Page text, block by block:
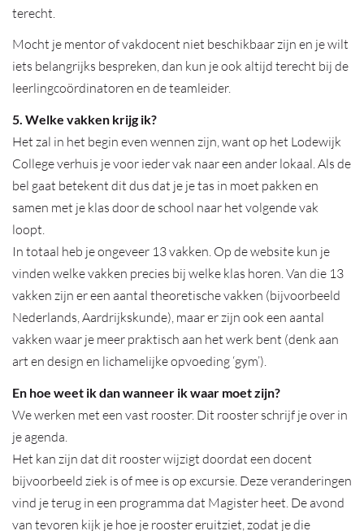
terecht.
Mocht je mentor of vakdocent niet beschikbaar zijn en je wilt
iets belangrijks bespreken, dan kun je ook altijd terecht bij de
leerlingcoördinatoren en de teamleider.
5. Welke vakken krijg ik?
Het zal in het begin even wennen zijn, want op het Lodewijk
College verhuis je voor ieder vak naar een ander lokaal. Als de
bel gaat betekent dit dus dat je je tas in moet pakken en
samen met je klas door de school naar het volgende vak
loopt.
In totaal heb je ongeveer 13 vakken. Op de website kun je
vinden welke vakken precies bij welke klas horen. Van die 13
vakken zijn er een aantal theoretische vakken (bijvoorbeeld
Nederlands, Aardrijkskunde), maar er zijn ook een aantal
vakken waar je meer praktisch aan het werk bent (denk aan
art en design en lichamelijke opvoeding ‘gym’).
En hoe weet ik dan wanneer ik waar moet zijn?
We werken met een vast rooster. Dit rooster schrijf je over in
je agenda.
Het kan zijn dat dit rooster wijzigt doordat een docent
bijvoorbeeld ziek is of mee is op excursie. Deze veranderingen
vind je terug in een programma dat Magister heet. De avond
van tevoren kijk je hoe je rooster eruitziet, zodat je die